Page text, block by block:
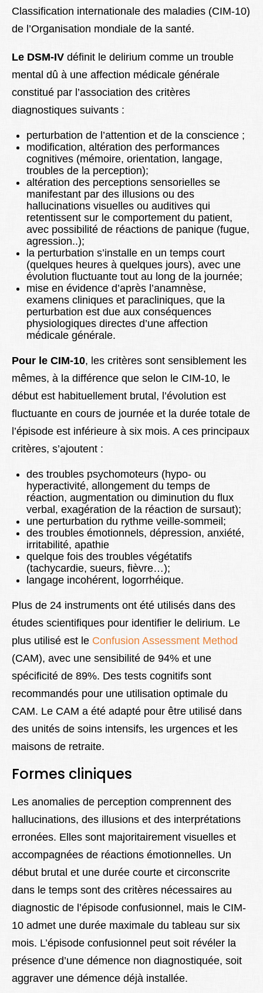
Classification internationale des maladies (CIM-10)
de l’Organisation mondiale de la santé.
Le DSM-IV définit le delirium comme un trouble
mental dû à une affection médicale générale
constitué par l’association des critères
diagnostiques suivants :
perturbation de l’attention et de la conscience ;
modification, altération des performances
cognitives (mémoire, orientation, langage,
troubles de la perception);
altération des perceptions sensorielles se
manifestant par des illusions ou des
hallucinations visuelles ou auditives qui
retentissent sur le comportement du patient,
avec possibilité de réactions de panique (fugue,
agression..);
la perturbation s’installe en un temps court
(quelques heures à quelques jours), avec une
évolution fluctuante tout au long de la journée;
mise en évidence d’après l’anamnèse,
examens cliniques et paracliniques, que la
perturbation est due aux conséquences
physiologiques directes d’une affection
médicale générale.
Pour le CIM-10, les critères sont sensiblement les
mêmes, à la différence que selon le CIM-10, le
début est habituellement brutal, l’évolution est
fluctuante en cours de journée et la durée totale de
l’épisode est inférieure à six mois. A ces principaux
critères, s’ajoutent :
des troubles psychomoteurs (hypo- ou
hyperactivité, allongement du temps de
réaction, augmentation ou diminution du flux
verbal, exagération de la réaction de sursaut);
une perturbation du rythme veille-sommeil;
des troubles émotionnels, dépression, anxiété,
irritabilité, apathie
quelque fois des troubles végétatifs
(tachycardie, sueurs, fièvre…);
langage incohérent, logorrhéique.
Plus de 24 instruments ont été utilisés dans des
études scientifiques pour identifier le delirium. Le
plus utilisé est le Confusion Assessment Method
(CAM), avec une sensibilité de 94% et une
spécificité de 89%. Des tests cognitifs sont
recommandés pour une utilisation optimale du
CAM. Le CAM a été adapté pour être utilisé dans
des unités de soins intensifs, les urgences et les
maisons de retraite.
Formes cliniques
Les anomalies de perception comprennent des
hallucinations, des illusions et des interprétations
erronées. Elles sont majoritairement visuelles et
accompagnées de réactions émotionnelles. Un
début brutal et une durée courte et circonscrite
dans le temps sont des critères nécessaires au
diagnostic de l’épisode confusionnel, mais le CIM-
10 admet une durée maximale du tableau sur six
mois. L’épisode confusionnel peut soit révéler la
présence d’une démence non diagnostiquée, soit
aggraver une démence déjà installée.